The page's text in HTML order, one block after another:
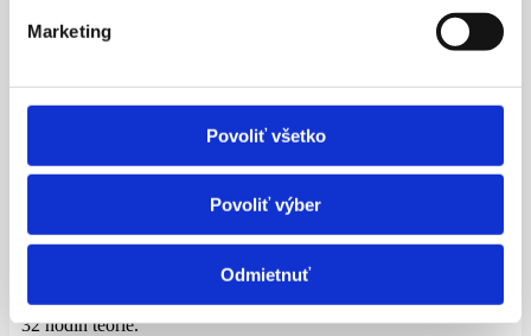
Marketing
Povoliť všetko
Povoliť výber
Odmietnuť
Teoretický výcvik (32 hodín)
320,00€
32 hodín teórie.